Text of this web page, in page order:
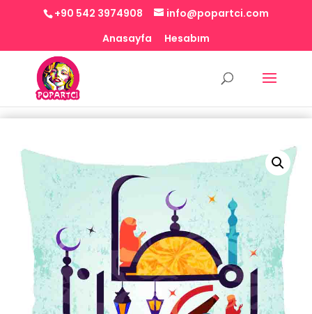
+90 542 3974908
info@popartci.com
Anasayfa
Hesabım